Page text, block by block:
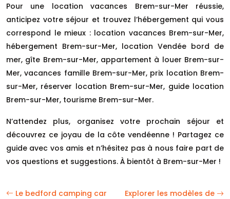
Pour une location vacances Brem-sur-Mer réussie,
anticipez votre séjour et trouvez l’hébergement qui vous
correspond le mieux : location vacances Brem-sur-Mer,
hébergement Brem-sur-Mer, location Vendée bord de
mer, gîte Brem-sur-Mer, appartement à louer Brem-sur-
Mer, vacances famille Brem-sur-Mer, prix location Brem-
sur-Mer, réserver location Brem-sur-Mer, guide location
Brem-sur-Mer, tourisme Brem-sur-Mer.
N’attendez plus, organisez votre prochain séjour et
découvrez ce joyau de la côte vendéenne ! Partagez ce
guide avec vos amis et n’hésitez pas à nous faire part de
vos questions et suggestions. À bientôt à Brem-sur-Mer !
Le bedford camping car
Explorer les modèles de